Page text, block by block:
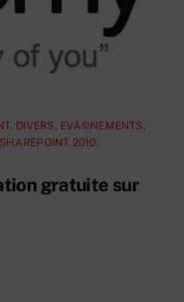
, DIVERS EVÃ©NEMENTS
SHAREPOINT 2010
gratuite sur